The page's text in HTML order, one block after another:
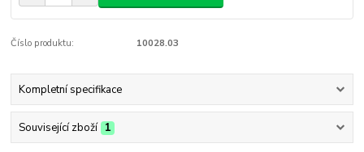
Číslo produktu: 10028.03
Kompletní specifikace
Související zboží 1